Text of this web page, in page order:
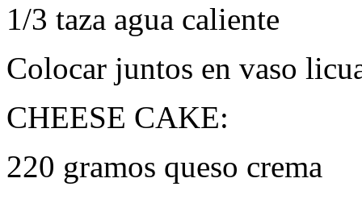
1/3 taza agua caliente
Colocar juntos en vaso
CHEESE CAKE:
220 gramos queso crema